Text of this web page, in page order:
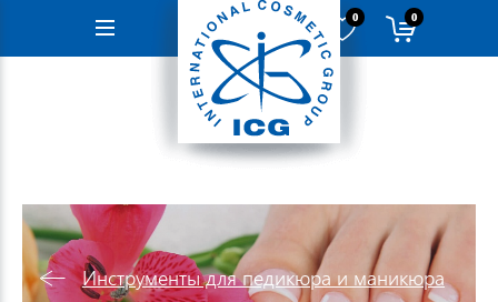
Навигация
0 0
Инструменты для педикюра и маникюра